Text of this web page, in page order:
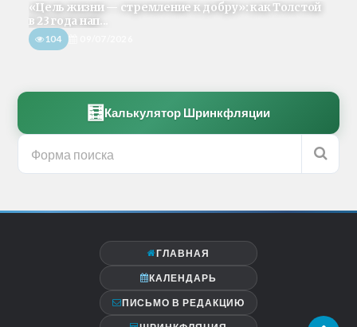
«Цель жизни — стремление к добру»: как Толстой
в 23 года нап...
104
🧮 Калькулятор Шринкфляции
ГЛАВНАЯ
КАЛЕНДАРЬ
ПИСЬМО В РЕДАКЦИЮ